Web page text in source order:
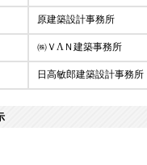
原建築設計事務所
㈱ＶΛＮ建築事務所
日高敏郎建築設計事務所